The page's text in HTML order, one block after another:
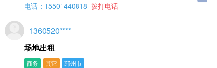
电话：15501440818 拨打电话
1360520****
场地出租
商务 其它 邳州市